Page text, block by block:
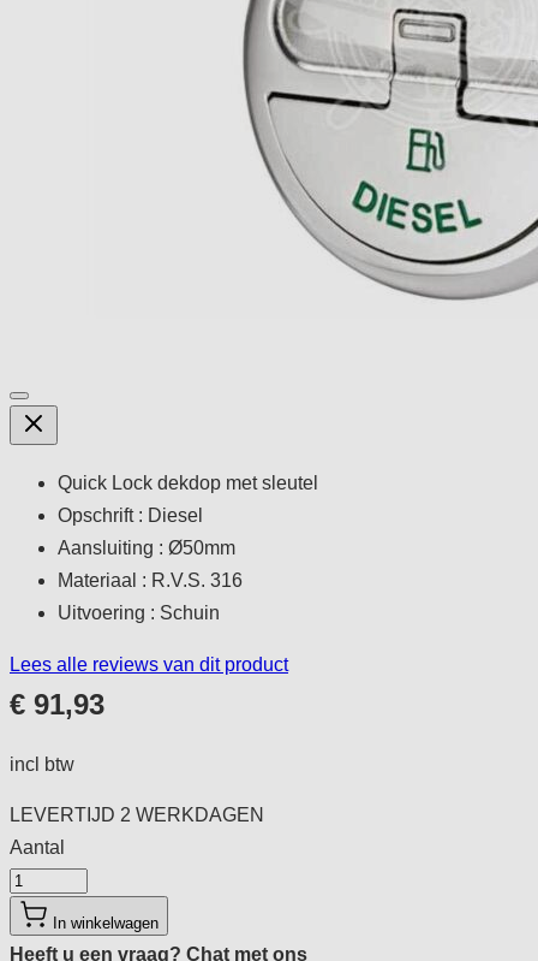
Quick Lock dekdop met sleutel
Opschrift : Diesel
Aansluiting : Ø50mm
Materiaal : R.V.S. 316
Uitvoering : Schuin
Lees alle reviews van dit product
€ 91,93
incl btw
LEVERTIJD 2 WERKDAGEN
Aantal
Aantal
In winkelwagen
Heeft u een vraag? Chat met ons